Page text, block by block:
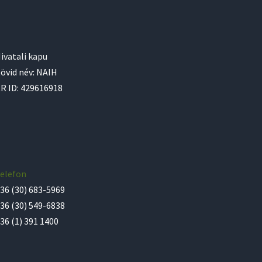
kapu
név: NAIH
ID: 429616918
(30) 683-5969
(30) 549-6838
(1) 391 1400